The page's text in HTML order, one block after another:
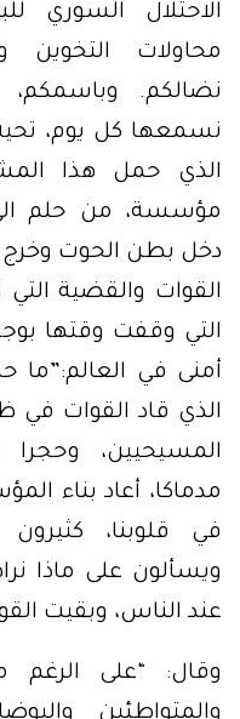
الاحتلال السوري
محاولات
نضالكم. وباسمكم،
نسمعها كل يوم،
الذي حمل هذا
مؤسسة، من حلم
القوات والقضية التي
التي وقفت وقتها
أمنى في العالم:”ما
الذي قاد القوات في
المسيحيين،
مدماكا، أعاد بناء
في قلوبنا،
ويسألون على ماذا
عند الناس، وبقيت
وقال: “على الرغم